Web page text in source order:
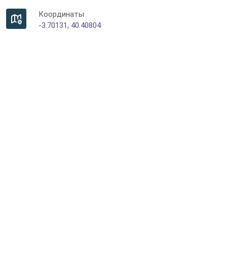
Координаты
-3.70131, 40.40804